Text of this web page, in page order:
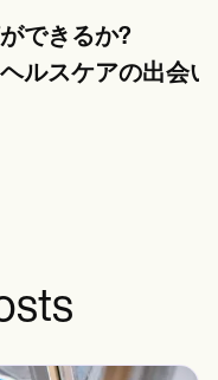
できるか?
ルスケアの出会い